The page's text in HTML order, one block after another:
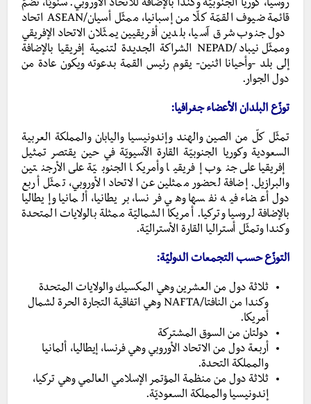
روسيا، كوريا الجنوبيّة وكندا بالإضافة للاتحاد الأوروبي. سنويّا، تضمّ
قائمة ضيوف القمّة كلّا من إسبانيا، ممثّل أسيان/ASEAN اتحاد
دول جنوب شرق آسيا، بلدين أفريقيين يمثّلان الاتحاد الإفريقي
وممثّل نيباد/NEPAD الشراكة الجديدة لتنمية إفريقيا بالإضافة
إلى بلد -وأحيانا اثنين- يقوم رئيس القمة بدعوته ويكون عادة من
دول الجوار.
توزّع البلدان الأعضاء جغرافيا:
تمثّل كلّ من الصين والهند وإندونيسيا واليابان والمملكة العربية
السعودية وكوريا الجنوبيّة القارة الآسيويّة في حين يقتصر تمثيل
إفريقيا على جنوب إفريقيا وأمريكا الجنوبيّة على الأرجنتين
والبرازيل. إضافة لحضور ممثلين عن الاتحاد الأوروبي، تمثّل أربع
دول أعضاء فيه نفسها وهي فرنسا، بريطانيا، ألمانيا وإيطاليا
بالإضافة لروسيا وتركيا. أمريكا الشماليّة ممثلة بالولايات المتحدة
وكندا وتمثّل أستراليا القارة الأستراليّة.
التوزّع حسب التجمعات الدوليّة:
ثلاثة دول من العشرين وهي المكسيك والولايات المتحدة
وكندا من النافتا/NAFTA وهي اتفاقية التجارة الحرة لشمال
أمريكا.
دولتان من السوق المشتركة
أربعة دول من الاتحاد الأوروبي وهي فرنسا، إيطاليا، ألمانيا
والمملكة التحدة.
ثلاثة دول من منظمة المؤتمر الإسلامي العالمي وهي تركيا،
إندونيسيا والمملكة السعوديّة.